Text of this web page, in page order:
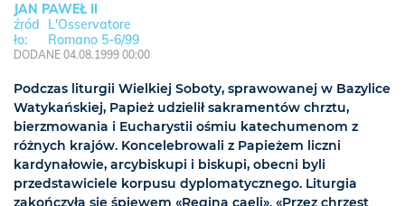
JAN PAWEŁ II
L'Osservatore
Romano 5-6/99
DODANE 04.08.1999 00:00
Podczas liturgii Wielkiej Soboty, sprawowanej w Bazylice
Watykańskiej, Papież udzielił sakramentów chrztu,
bierzmowania i Eucharystii ośmiu katechumenom z
różnych krajów. Koncelebrowali z Papieżem liczni
kardynałowie, arcybiskupi i biskupi, obecni byli
przedstawiciele korpusu dyplomatycznego. Liturgia
zakończyła się śpiewem «Regina caeli». «Przez chrzest